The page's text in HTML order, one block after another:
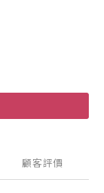
顧客評價